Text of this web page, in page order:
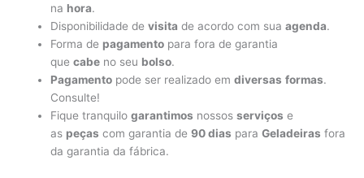
na hora.
Disponibilidade devisita de acordo com suaagenda.
Forma de pagamento para fora de garantia
quecabe no seu bolso.
Pagamento pode ser realizado emdiversas formas.
Consulte!
Fique tranquilogarantimos nossosserviços e
as peças com garantia de90 dias paraGeladeiras fora
da garantia da fábrica.